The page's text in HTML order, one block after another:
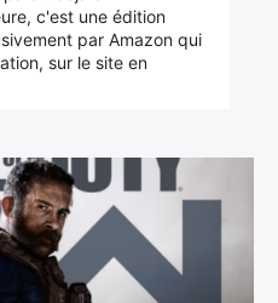
c'est une édition
par Amazon qui
sur le site en